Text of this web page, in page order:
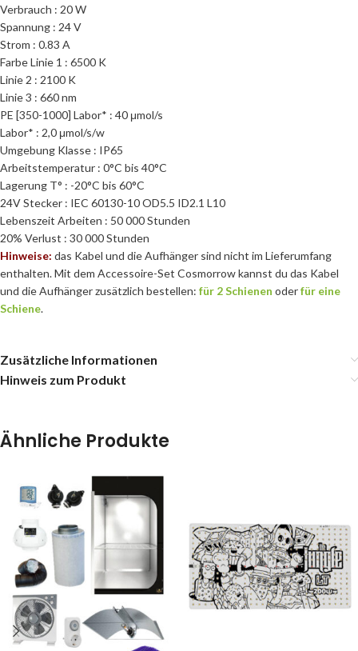
Verbrauch : 20 W
Spannung : 24 V
Strom : 0.83 A
Farbe Linie 1 : 6500 K
Linie 2 : 2100 K
Linie 3 : 660 nm
PE [350-1000] Labor* : 40 μmol/s
Labor* : 2,0 μmol/s/w
Umgebung Klasse : IP65
Arbeitstemperatur : 0°C bis 40°C
Lagerung T° : -20°C bis 60°C
24V Stecker : IEC 60130-10 OD5.5 ID2.1 L10
Lebenszeit Arbeiten : 50 000 Stunden
20% Verlust : 30 000 Stunden
Hinweise: das Kabel und die Aufhänger sind nicht im Lieferumfang
enthalten. Mit dem Accessoire-Set Cosmorrow kannst du das Kabel
und die Aufhänger zusätzlich bestellen: für 2 Schienen oderfür eine
Schiene.
Zusätzliche Informationen
Hinweis zum Produkt
Ähnliche Produkte